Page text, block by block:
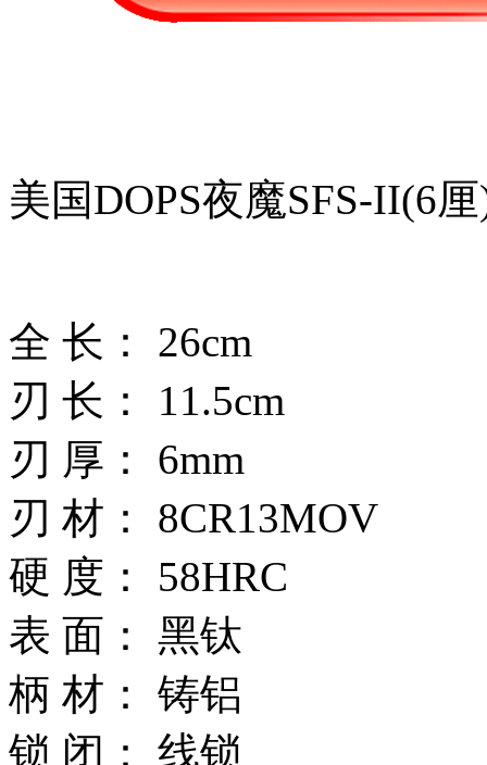
美国DOPS夜魔SFS-II(6
全 长： 26cm
刃 长： 11.5cm
刃 厚： 6mm
刃 材： 8CR13MOV
硬 度： 58HRC
表 面： 黑钛
柄 材： 铸铝
锁 闭： 线锁